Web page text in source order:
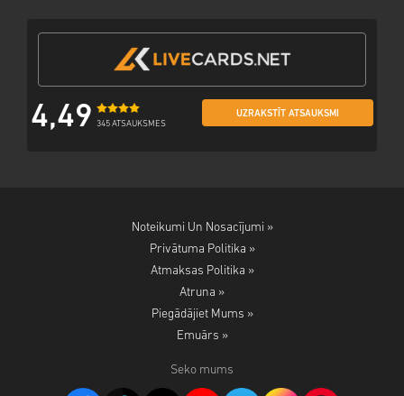
4,49 345 ATSAUKSMES
UZRAKSTĪT ATSAUKSMI
Noteikumi Un Nosacījumi »
Privātuma Politika »
Atmaksas Politika »
Atruna »
Piegādājiet Mums »
Emuārs »
Seko mums